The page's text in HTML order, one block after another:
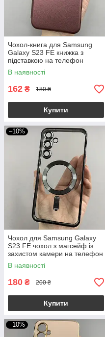
Чохол-книга для Samsung
Galaxy S23 FE книжка з
підставкою на телефон
самсунг с23 фе бордова stn
В наявності
162 ₴ 180 ₴
Купити
–10%
Чохол для Samsung Galaxy
S23 FE чохол з магсейф із
захистом камери на телефон
самсунг с23 фе чорний h3b
В наявності
180 ₴ 200 ₴
Купити
–10%